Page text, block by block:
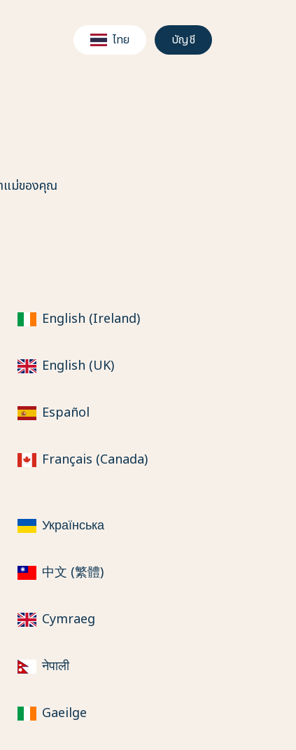
ไทย บัญชี
แม่ของคุณ
English (Ireland)
English (UK)
Español
Français (Canada)
Українська
中文 (繁體)
Cymraeg
नेपाली
Gaeilge